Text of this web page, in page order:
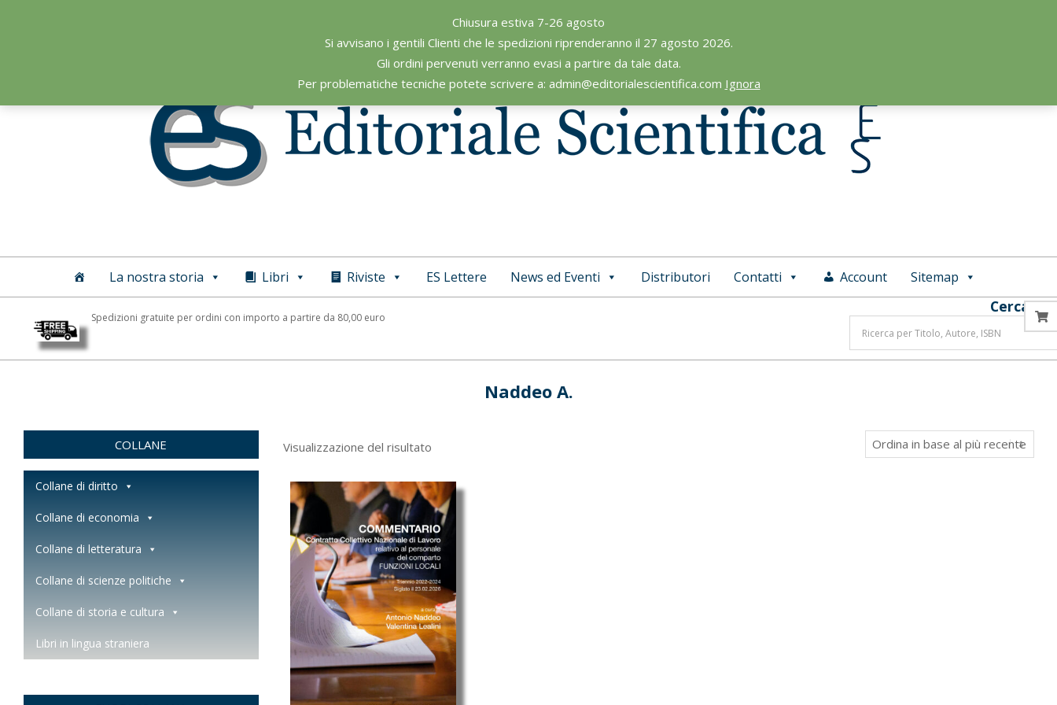
Chiusura estiva 7-26 agosto
Si avvisano i gentili Clienti che le spedizioni riprenderanno il 27 agosto 2026.
Gli ordini pervenuti verranno evasi a partire da tale data.
Per problematiche tecniche potete scrivere a: admin@editorialescientifica.com Ignora
Editoriale
Scientifica
Primary
La nostra storia Libri Riviste ES Lettere News ed Eventi Distributori Contatti Account Sitemap
Spedizioni gratuite per ordini con importo a partire da 80,00 euro
Cerca
Naddeo A.
Visualizzazione del risultato
COLLANE
Collane di diritto
Collane di economia
Collane di letteratura
Collane di scienze politiche
Collane di storia e cultura
Libri in lingua straniera